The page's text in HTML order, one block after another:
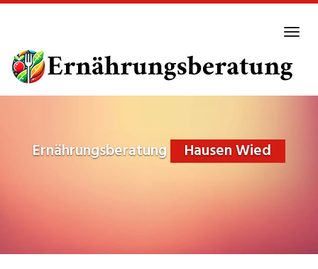
main
content
Ernährungsberatung Hausen Wied